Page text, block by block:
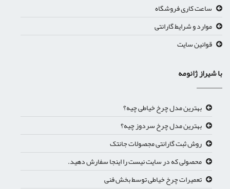
ساعت کاری فروشگاه
موارد و شرایط گارانتی
قوانین سایت
با شیراز ژانومه
بهترین مدل چرخ خیاطی چیه؟
بهترین مدل چرخ سردوز چیه؟
روش ثبت گارانتی مجصولات جانتک
محصولی که در سایت نیست را اینجا سفارش دهید.
تعمیرات چرخ خیاطی توسط بخش فنی